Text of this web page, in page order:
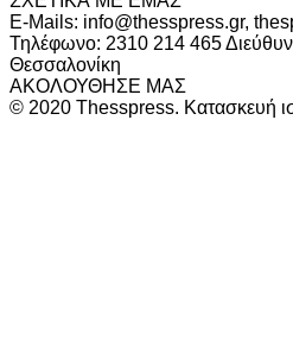
E-Mails: info@thesspress.gr,
Τηλέφωνο: 2310 214 465
Θεσσαλονίκη
ΑΚΟΛΟΥΘΗΣΕ ΜΑΣ
© 2020 Thesspress. Κατασκευή